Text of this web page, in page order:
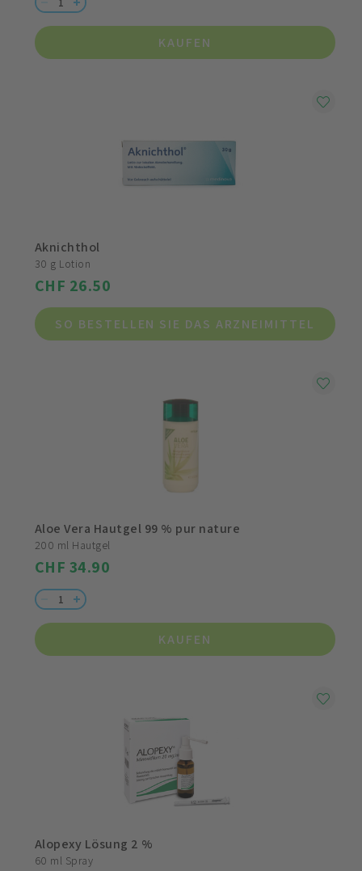
KAUFEN
Aknichthol
30 g Lotion
CHF 26.50
SO BESTELLEN SIE DAS ARZNEIMITTEL
Aloe Vera Hautgel 99 % pur nature
200 ml Hautgel
CHF 34.90
KAUFEN
Alopexy Lösung 2 %
60 ml Spray